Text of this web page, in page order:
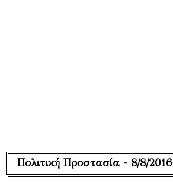
Πολιτική Προστασία - 8/8/2016